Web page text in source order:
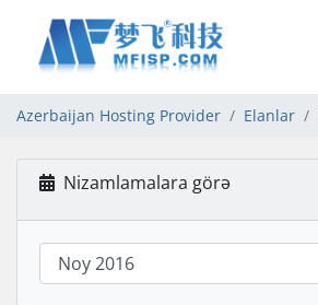
Azerbaijan Hosting Provider Elanlar
Nizamlamalara görə